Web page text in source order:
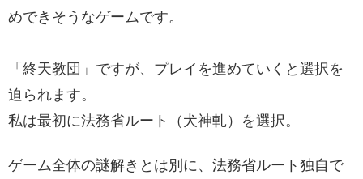
めできそうなゲームです。
「終天教団」ですが、プレイを進めていくと選択を
迫られます。
​​​​​​​​​​​​私は最初に法務省ルート（犬神軋）を選択。
​​​ゲーム全体の謎解きとは別に、法務省ルート独自で